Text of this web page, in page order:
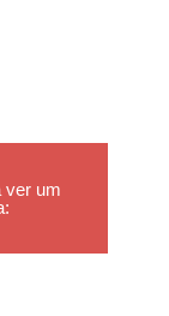
ver um